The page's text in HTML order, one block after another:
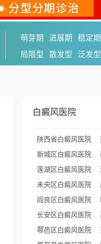
萌芽期 进展期 稳定期
局限型
散发型 泛发型
白癜风医院
陕西省白癜风医院
新城区白癜风医院
莲湖区白癜风医院
未央区白癜风医院
阎良区白癜风医院
长安区白癜风医院
鄠邑区白癜风医院